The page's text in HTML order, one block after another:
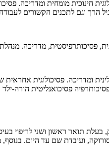
חינוכית מומחית ומדריכה.
הרך וגם לתכנים הקשורים
פסיכותרפיסטית, מדריכה.
ומדריכה. פסיכולוגית
פסיכואנליטית הורה-
בעלת תואר ראשון ושני לריפוי
ועובדת שם עד היום.